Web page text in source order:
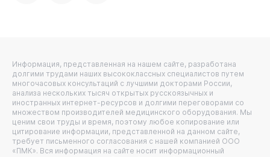
Информация, представленная на нашем сайте, разработана
долгими трудами наших высококлассных специалистов путем
многочасовых консультаций с лучшими докторами России,
анализа нескольких тысяч открытых русскоязычных и
иностранных интернет-ресурсов и долгими переговорами со
множеством производителей медицинского оборудования. Мы
ценим свои труды и время, поэтому любое копирование или
цитирование информации, представленной на данном сайте,
требует письменного согласования с нашей компанией ООО
«ПМК». Вся информация на сайте носит информационный